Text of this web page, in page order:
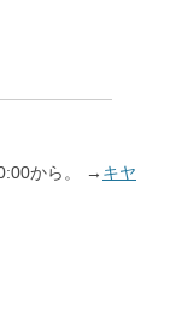
から。 → キヤ